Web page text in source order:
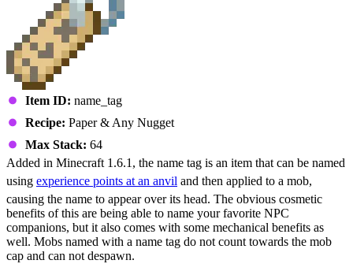
Item ID: name_tag
Recipe: Paper & Any Nugget
Max Stack: 64
Added in Minecraft 1.6.1, the name tag is an item that can be named
using experience points at an anvil and then applied to a mob,
causing the name to appear over its head. The obvious cosmetic
benefits of this are being able to name your favorite NPC
companions, but it also comes with some mechanical benefits as
well. Mobs named with a name tag do not count towards the mob
cap and can not despawn.